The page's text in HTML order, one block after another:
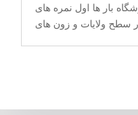
بار ها اول نمره های